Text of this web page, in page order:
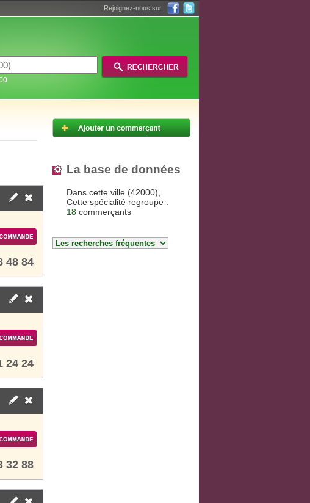
Rejoignez-nous sur
48 84
24 24
32 88
La base de données
Dans cette ville (42000),
Cette spécialité regroupe :
18 commerçants